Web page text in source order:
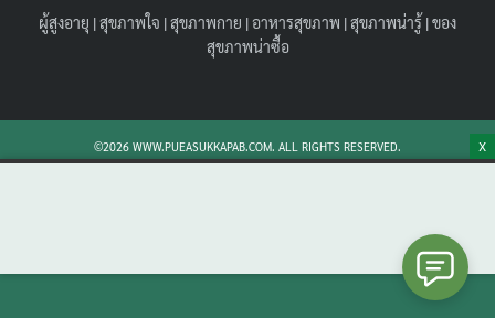
for:
Search
ผู้สูงอายุ |สุขภาพใจ |สุขภาพกาย |อาหารสุขภาพ |สุขภาพน่ารู้ |ของ
สุขภาพน่าซื้อ
©2026 WWW.PUEASUKKAPAB.COM. ALL RIGHTS RESERVED. X